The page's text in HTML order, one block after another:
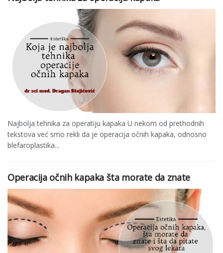
Najbolja tehnika za operatiju kapaka U nekom od prethodnih
tekstova već smo rekli da je operacija očnih kapaka, odnosno
blefaroplastika...
Operacija očnih kapaka šta morate da znate